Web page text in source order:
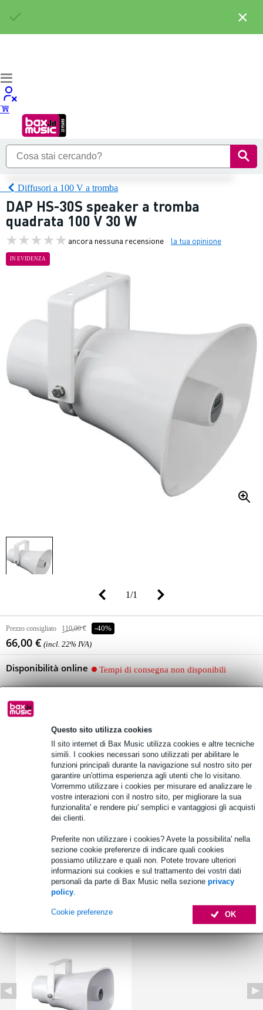
Questo sito utilizza cookies
Il sito internet di Bax Music utilizza cookies e altre tecniche
simili. I cookies necessari sono utilizzati per abilitare le
funzioni principali durante la navigazione sul nostro sito per
garantire un'ottima esperienza agli utenti che lo visitano.
Vorremmo utilizzare i cookies per misurare ed analizzare le
vostre interazioni con il nostro sito, per migliorare la sua
funzionalita' e rendere piu' semplici e vantaggiosi gli acquisti
dei clienti.
Preferite non utilizzare i cookies? Avete la possibilita' nella
sezione cookie preferenze di indicare quali cookies
possiamo utilizzare e quali non. Potete trovare ulteriori
informazioni sui cookies e sul trattamento dei vostri dati
personali da parte di Bax Music nella sezione privacy
policy.
OK
Cookie preferenze
Diffusori a 100 V a tromba
DAP HS-30S speaker a tromba
quadrata 100 V 30 W
ancora nessuna recensione la tua opinione
IN EVIDENZA
1/1
Prezzo consigliato 110,00 € -40%
66,00 € (incl. 22% IVA)
Disponibilità online Tempi di consegna non disponibili
Oltre 48.000 articoli disponibili
1.250 marchi leader
Informazioni sul prodotto
sistema 100V
materiale della tromba: ABS
Specifiche complete
Vedi anche (1)
×